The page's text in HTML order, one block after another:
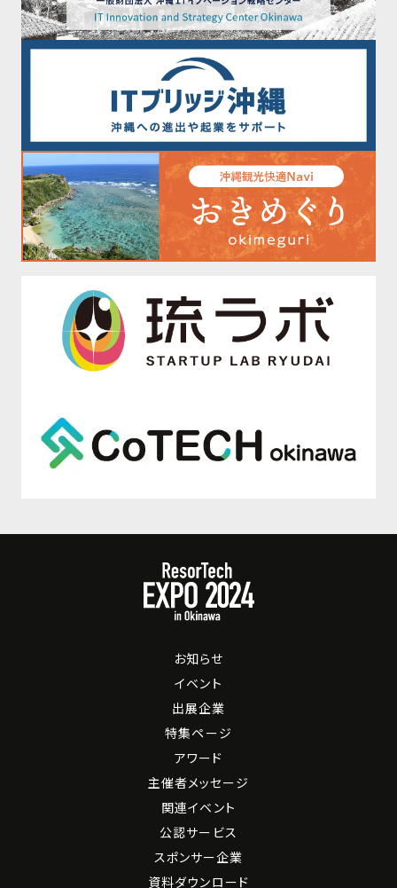
お知らせ
イベント
出展企業
特集ページ
アワード
主催者メッセージ
関連イベント
公認サービス
スポンサー企業
資料ダウンロード